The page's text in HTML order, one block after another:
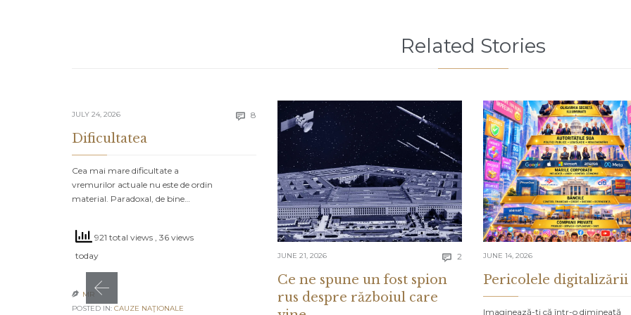
Related Stories
JULY 24, 2026  8 Comments
Dificultatea
Cea mai mare dificultate a
vremurilor actuale nu este de ordin
material. Paradoxal, de bine…
921 total views , 36 views
today
 MR
POSTED IN: CAUZE NAŢIONALE
JUNE 21, 2026  2 Comments
Ce ne spune un fost spion
rus despre războiul care
JUNE 14, 2026
Pericolele digitalizării
Imaginează-ți că într-o dimineață